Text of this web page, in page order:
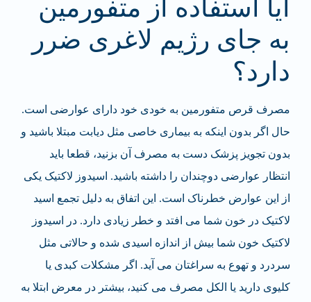
آیا استفاده از متفورمین
به جای رژیم لاغری ضرر
دارد؟
مصرف قرص متفورمین به خودی خود دارای عوارضی است.
حال اگر بدون اینکه به بیماری خاصی مثل دیابت مبتلا باشید و
بدون تجویز پزشک دست به مصرف آن بزنید، قطعا باید
انتظار عوارضی دوچندان را داشته باشید. اسیدوز لاکتیک یکی
از این عوارض خطرناک است. این اتفاق به دلیل تجمع اسید
لاکتیک در خون شما می افتد و خطر زیادی دارد. در اسیدوز
لاکتیک خون شما بیش از اندازه اسیدی شده و حالاتی مثل
سردرد و تهوع به سراغتان می آید. اگر مشکلات کبدی یا
کلیوی دارید یا الکل مصرف می کنید، بیشتر در معرض ابتلا به